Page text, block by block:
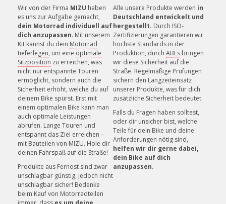
Montageanleitung (PDF)
KUNDENSERVICE
Unsere Mitarbeiter helfen gerne!
Wir von der Firma MIZU haben
es uns zur Aufgabe gemacht,
dein Motorrad individuell auf
dich anzupassen. Mit unserem
Kit kannst du dein Motorrad
tieferlegen, um eine optimale
Sitzposition zu erreichen, was
nicht nur entspannte Touren
ermöglicht, sondern auch die
Sicherheit erhöht, welche du auf
deinem Bike spürst. Erst mit
einem optimalen Bike kann man
auch optimale Leistungen
abrufen. Lange Touren und
entspannt das Ziel erreichen –
mit Bauteilen von MIZU. Hole dir
deinen Fahrspaß auf die Straße!
Produkte aus Fernost sind zwar
unschlagbar günstig, jedoch nicht
unschlagbar sicher! Bedenke
beim Kauf von Motorradteilen
Alle unsere Produkte werden in
Deutschland entwickelt und
hergestellt. Durch ISO-
Zertifizierungen garantieren wir
höchste Standards in der
Produktion, durch ABEs bringen
wir diese Sicherheit auf die
Straße. Regelmäßige Prüfungen
sichern den Langzeiteinsatz
unserer Produkte, was für dich
zusätzliche Sicherheit bedeutet.
Falls du Fragen haben solltest,
oder dir unsicher bist, welche
Teile für dein Bike und deine
Anforderungen nötig sind,
helfen wir dir gerne dabei,
dein Bike auf dich
anzupassen.